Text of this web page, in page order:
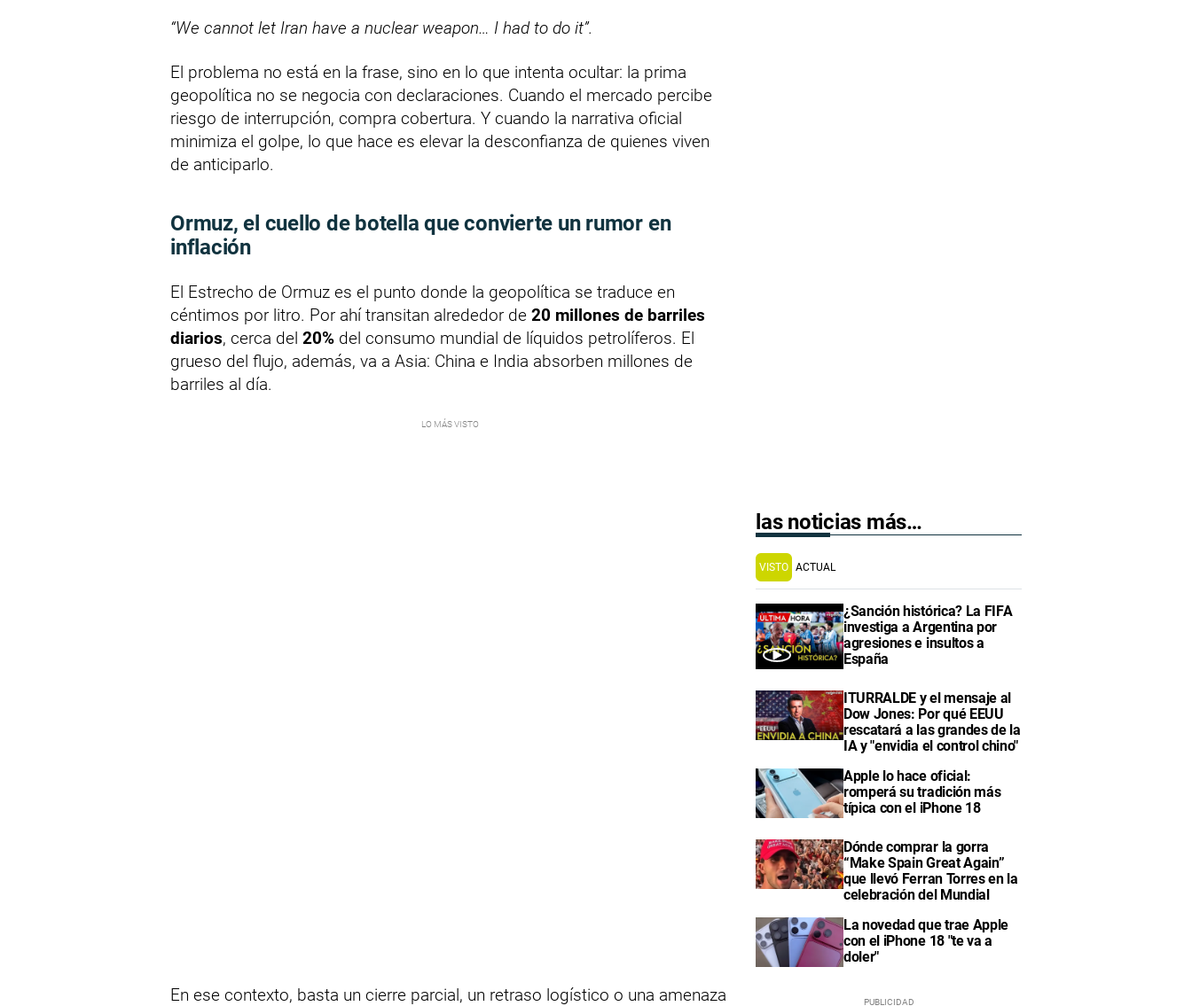
“We cannot let Iran have a nuclear weapon… I had to do it”.
El problema no está en la frase, sino en lo que intenta ocultar: la prima
geopolítica no se negocia con declaraciones. Cuando el mercado percibe
riesgo de interrupción, compra cobertura. Y cuando la narrativa oficial
minimiza el golpe, lo que hace es elevar la desconfianza de quienes viven
de anticiparlo.
Ormuz, el cuello de botella que convierte un rumor en
inflación
El Estrecho de Ormuz es el punto donde la geopolítica se traduce en
céntimos por litro. Por ahí transitan alrededor de 20 millones de barriles
diarios, cerca del 20% del consumo mundial de líquidos petrolíferos. El
grueso del flujo, además, va a Asia: China e India absorben millones de
barriles al día.
En ese contexto, basta un cierre parcial, un retraso logístico o una amenaza
las noticias más…
VISTO ACTUAL
¿Sanción histórica? La FIFA
investiga a Argentina por
agresiones e insultos a
España
ITURRALDE y el mensaje al
Dow Jones: Por qué EEUU
rescatará a las grandes de la
IA y "envidia el control chino"
Apple lo hace oficial:
romperá su tradición más
típica con el iPhone 18
Dónde comprar la gorra
“Make Spain Great Again”
que llevó Ferran Torres en la
celebración del Mundial
La novedad que trae Apple
con el iPhone 18 "te va a
doler"